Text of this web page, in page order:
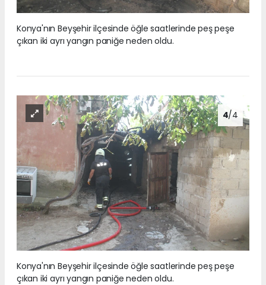
Konya'nın Beyşehir ilçesinde öğle saatlerinde peş peşe
çıkan iki ayrı yangın paniğe neden oldu.
4/4
Konya'nın Beyşehir ilçesinde öğle saatlerinde peş peşe
çıkan iki ayrı yangın paniğe neden oldu.